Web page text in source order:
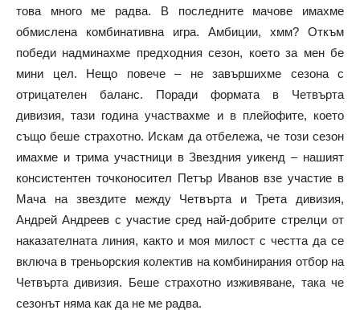
това много ме радва. В последните мачове имахме
обмислена комбинативна игра. Амбиции, хмм? Откъм
победи надминахме предходния сезон, което за мен бе
мини цел. Нещо повече – не завършихме сезона с
отрицателен баланс. Поради формата в Четвърта
дивизия, тази година участвахме и в плейофите, което
също беше страхотно. Искам да отбележа, че този сезон
имахме и трима участници в Звездния уикенд – нашият
консистентен точконосител Петър Иванов взе участие в
Мача на звездите между Четвърта и Трета дивизия,
Андрей Андреев с участие сред най-добрите стрелци от
наказателната линия, както и моя милост с честта да се
включа в треньорския колектив на комбинирания отбор на
Четвърта дивизия. Беше страхотно изживяване, така че
сезонът няма как да не ме радва.